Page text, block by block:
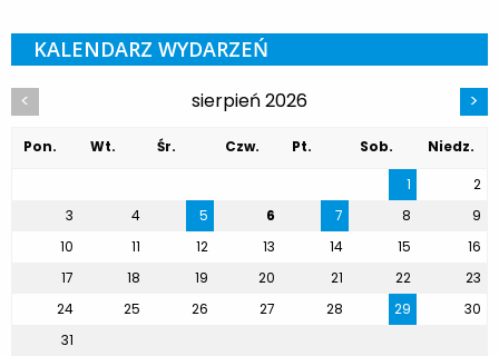
KALENDARZ WYDARZEŃ
< sierpień 2026 >
Pon. Wt. Śr. Czw. Pt. Sob.
Niedz.
1
2
3
4 5 6 7 8
9
10
11 12 13 14 15
16
17
18 19 20 21 22
23
24
25 26 27 28 29
30
31